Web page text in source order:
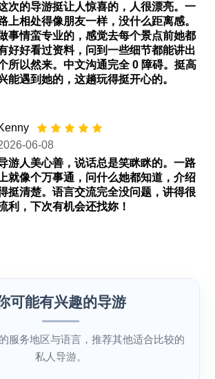
次的导游挺让人惊喜的，人很漂亮。一
上相处得像朋友一样，没什么距离感。
事情蛮专业的，感觉去每个景点前她都
好好看过资料，问到一些细节都能讲出
所以然来。中文沟通完全 0 障碍。挺高
能遇到她的，这趟玩得挺开心的。
06-08
游人美心善，说话总是笑眯眯的。一路
上就像个万事通，问什么她都知道，介绍
挺清楚。语言交流完全没问题，讲得很
利，下次有机会还找妳！
可能有兴趣的导游
服务地区与语言，推荐其他适合比较的
私人导游。